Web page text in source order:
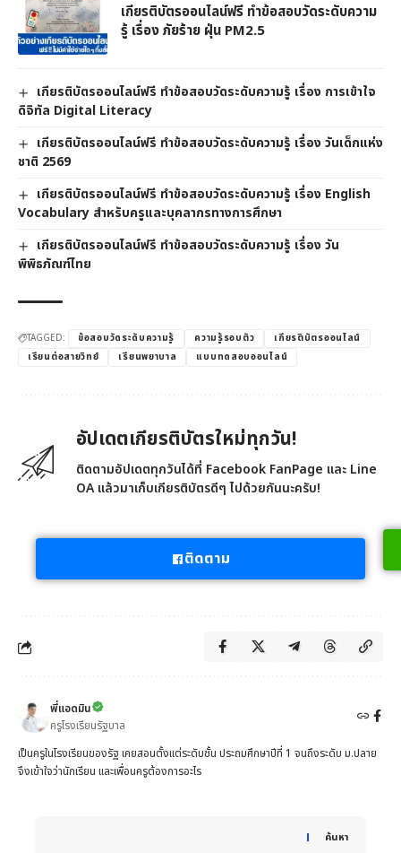
เกียรติบัตรออนไลน์ฟรี ทำข้อสอบวัดระดับความ
รู้ เรื่อง ภัยร้าย ฝุ่น PM2.5
เกียรติบัตรออนไลน์ฟรี ทำข้อสอบวัดระดับความรู้ เรื่อง การเข้าใจ
ดิจิทัล Digital Literacy
เกียรติบัตรออนไลน์ฟรี ทำข้อสอบวัดระดับความรู้ เรื่อง วันเด็กแห่ง
ชาติ 2569
เกียรติบัตรออนไลน์ฟรี ทำข้อสอบวัดระดับความรู้ เรื่อง English
Vocabulary สำหรับครูและบุคลากรทางการศึกษา
เกียรติบัตรออนไลน์ฟรี ทำข้อสอบวัดระดับความรู้ เรื่อง วัน
พิพิธภัณฑ์ไทย
TAGGED: ข้อสอบวัดระดับความรู้ ความรู้รอบตัว
เกียรติบัตรออนไลน์
เรียนต่อสายวิทย์
เรียนพยาบาล แบบทดสอบออนไลน์
อัปเดตเกียรติบัตรใหม่ทุกวัน!
ติดตามอัปเดตทุกวันได้ที่ Facebook FanPage และ Line
OA แล้วมาเก็บเกียรติบัตรดีๆ ไปด้วยกันนะครับ!
ติดตาม
พี่แอดมิน
ครูโรงเรียนรัฐบาล
เป็นครูในโรงเรียนของรัฐ เคยสอนตั้งแต่ระดับชั้น ประถมศึกษาปีที่ 1 จนถึงระดับ ม.ปลาย
จึงเข้าใจว่านักเรียน และเพื่อนครูต้องการอะไร
ค้นหา
When autocomplete results are available use up and